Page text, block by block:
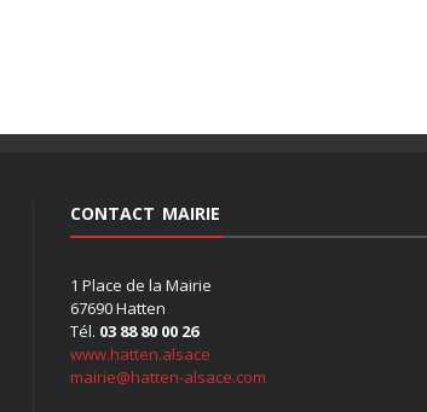
CONTACT MAIRIE
1 Place de la Mairie
67690 Hatten
Tél. 03 88 80 00 26
www.hatten.alsace
mairie@hatten-alsace.com